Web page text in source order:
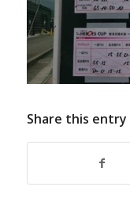
Share this entry